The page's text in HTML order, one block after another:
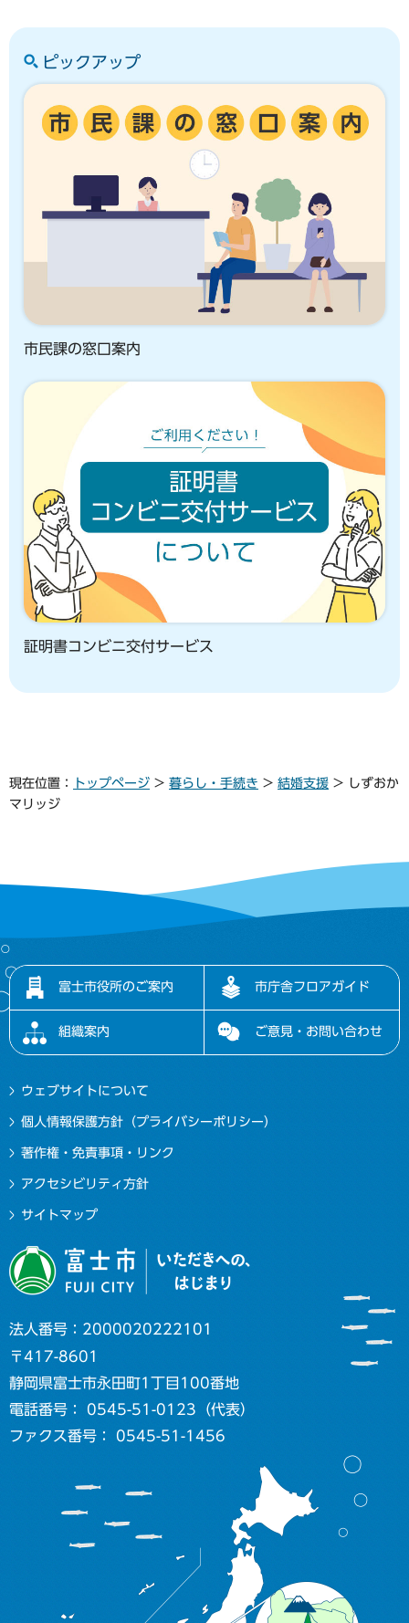
ピックアップ
市民課の窓口案内
証明書コンビニ交付サービス
現在位置： トップページ > 暮らし・手続き > 結婚支援 > しずおか
マリッジ
富士市役所のご案内 市庁舎フロアガイド
組織案内 ご意見・お問い合わせ
ウェブサイトについて
個人情報保護方針（プライバシーポリシー）
著作権・免責事項・リンク
アクセシビリティ方針
サイトマップ
法人番号：2000020222101
〒417-8601
静岡県富士市永田町1丁目100番地
電話番号： 0545-51-0123（代表）
ファクス番号： 0545-51-1456